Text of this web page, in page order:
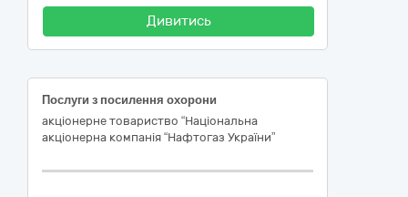
Дивитись
Послуги з посилення охорони
акціонерне товариство “Національна
акціонерна компанія “Нафтогаз України”